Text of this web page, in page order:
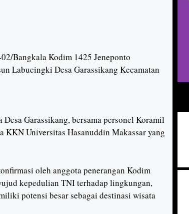
Bangkala Kodim 1425 Jeneponto
Labucingki Desa Garassikang Kecamatan
Garassikang, bersama personel Koramil
KKN Universitas Hasanuddin Makassar yang
oleh anggota penerangan Kodim
kepedulian TNI terhadap lingkungan,
potensi besar sebagai destinasi wisata